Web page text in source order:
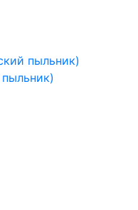
пыльник)